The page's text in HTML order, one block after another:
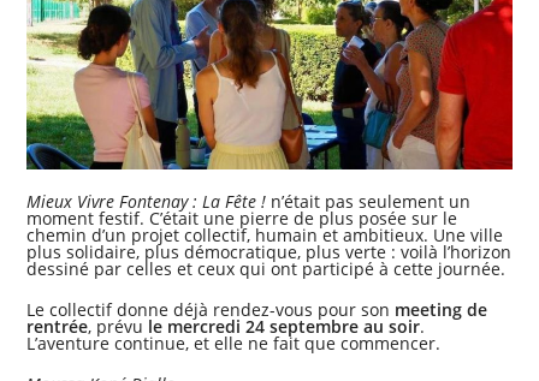
Mieux Vivre Fontenay : La Fête ! n’était pas seulement un
moment festif. C’était une pierre de plus posée sur le
chemin d’un projet collectif, humain et ambitieux. Une ville
plus solidaire, plus démocratique, plus verte : voilà l’horizon
dessiné par celles et ceux qui ont participé à cette journée.
Le collectif donne déjà rendez-vous pour son meeting de
rentrée, prévu le mercredi 24 septembre au soir.
L’aventure continue, et elle ne fait que commencer.